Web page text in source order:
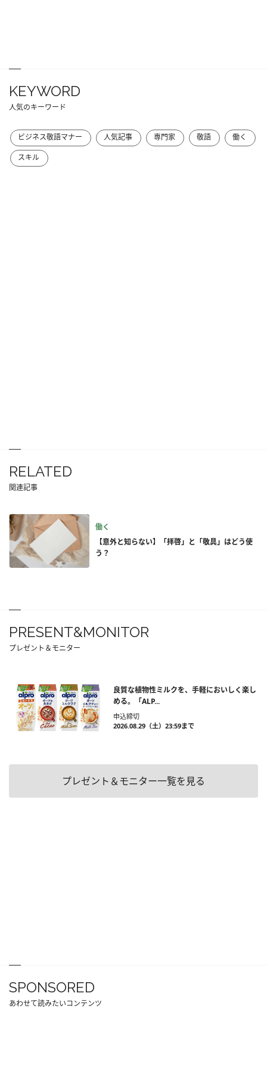
KEYWORD
人気のキーワード
ビジネス敬語マナー 人気記事 専門家 敬語
働く
スキル
RELATED
関連記事
働く
【意外と知らない】「拝啓」と「敬具」はどう使
う？
PRESENT&MONITOR
プレゼント＆モニター
良質な植物性ミルクを、手軽においしく楽し
める。「ALP...
申込締切
2026.08.29（土）23:59まで
プレゼント＆モニター一覧を見る
SPONSORED
あわせて読みたいコンテンツ